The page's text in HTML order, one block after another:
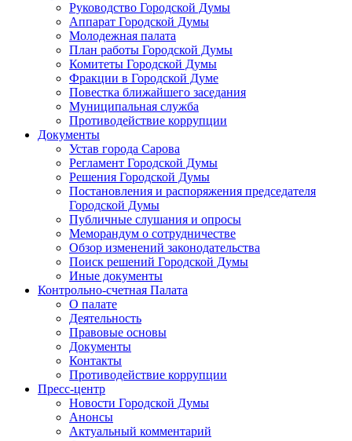
Руководство Городской Думы
Аппарат Городской Думы
Молодежная палата
План работы Городской Думы
Комитеты Городской Думы
Фракции в Городской Думе
Повестка ближайшего заседания
Муниципальная служба
Противодействие коррупции
Документы
Устав города Сарова
Регламент Городской Думы
Решения Городской Думы
Постановления и распоряжения председателя
Городской Думы
Публичные слушания и опросы
Меморандум о сотрудничестве
Обзор изменений законодательства
Поиск решений Городской Думы
Иные документы
Контрольно-счетная Палата
О палате
Деятельность
Правовые основы
Документы
Контакты
Противодействие коррупции
Пресс-центр
Новости Городской Думы
Анонсы
Актуальный комментарий